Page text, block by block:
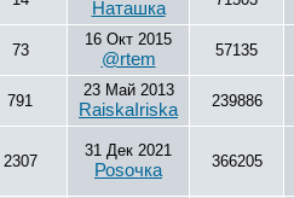
Наташка
73
16 Окт 2015
@rtem 57135
791
23 Май 2013
RaiskaIriska 239886
2307
31 Дек 2021
Роsочка 366205